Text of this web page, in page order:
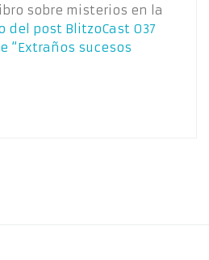
sobre misterios en la
del post BlitzoCast 037
“Extraños sucesos